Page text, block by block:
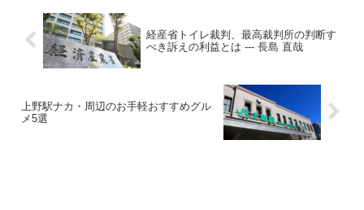
経産省トイレ裁判、最高裁判所の判断す
べき訴えの利益とは --- 長島 直哉
上野駅ナカ・周辺のお手軽おすすめグル
メ5選